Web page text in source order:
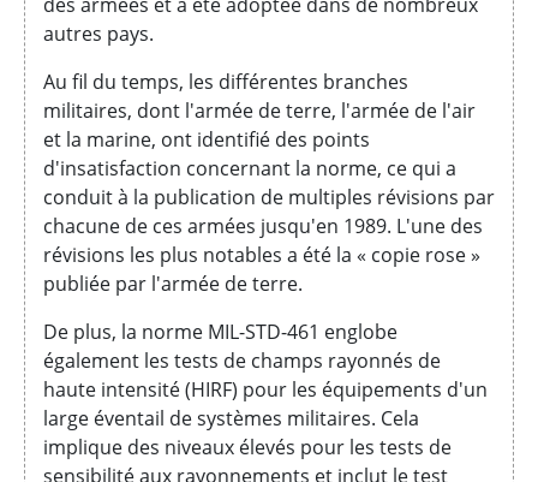
autres pays.
Au fil du temps, les différentes branches
militaires, dont l'armée de terre, l'armée de l'air
et la marine, ont identifié des points
d'insatisfaction concernant la norme, ce qui a
conduit à la publication de multiples révisions par
chacune de ces armées jusqu'en 1989. L'une des
révisions les plus notables a été la « copie rose »
publiée par l'armée de terre.
De plus, la norme MIL-STD-461 englobe
également les tests de champs rayonnés de
haute intensité (HIRF) pour les équipements d'un
large éventail de systèmes militaires. Cela
implique des niveaux élevés pour les tests de
sensibilité aux rayonnements et inclut le test